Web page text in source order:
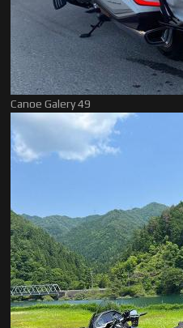
Canoe Galery 49